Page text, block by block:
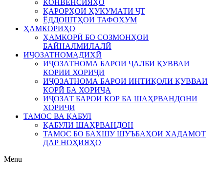
КОНВЕНСИЯҲО
ҚАРОРҲОИ ҲУКУМАТИ ҶТ
ЁДДОШТҲОИ ТАФОҲУМ
ҲАМКОРИҲО
ҲАМКОРӢ БО СОЗМОНҲОИ
БАЙНАЛМИЛАЛӢ
ИҶОЗАТНОМАДИҲӢ
ИҶОЗАТНОМА БАРОИ ҶАЛБИ ҚУВВАИ
КОРИИ ХОРИҶӢ
ИҶОЗАТНОМА БАРОИ ИНТИҚОЛИ ҚУВВАИ
КОРӢ БА ХОРИҶА
ИҶОЗАТ БАРОИ КОР БА ШАҲРВАНДОНИ
ХОРИҶӢ
ТАМОС ВА ҚАБУЛ
ҚАБУЛИ ШАҲРВАНДОН
ТАМОС БО БАХШУ ШУЪБАҲОИ ХАДАМОТ
ДАР НОҲИЯҲО
Menu